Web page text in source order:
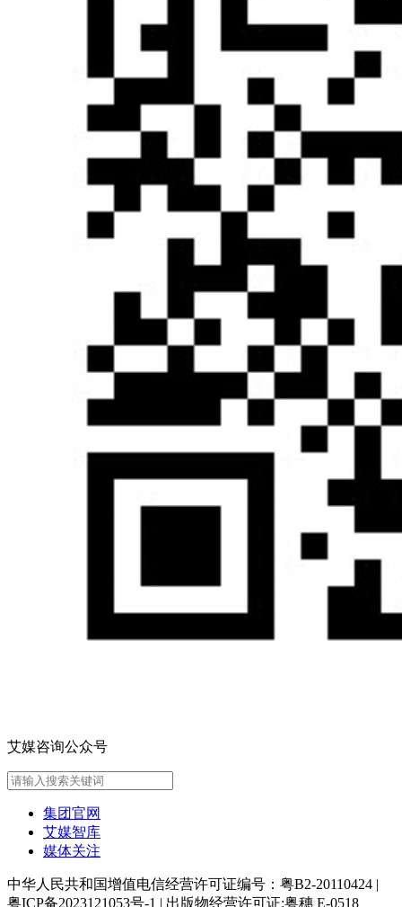
艾媒咨询公众号
集团官网
艾媒智库
媒体关注
中华人民共和国增值电信经营许可证编号：粤B2-20110424 |
粤ICP备2023121053号-1 | 出版物经营许可证:粤穗 E-0518